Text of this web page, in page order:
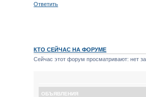
Ответить
КТО СЕЙЧАС НА ФОРУМЕ
Сейчас этот форум просматривают: нет
ОБЪЯВЛЕНИЯ